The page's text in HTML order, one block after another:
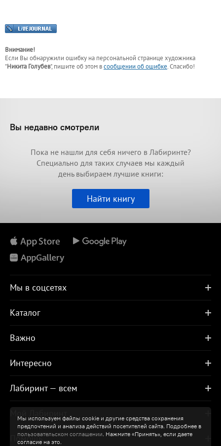
Внимание!
Если Вы обнаружили ошибку на персональной странице художника
"Никита Голубев", пишите об этом всообщении об ошибке. Спасибо!
Мы используем файлы cookie и другие средства сохранения
предпочтений и анализа действий посетителей сайта. Подробнее в
пользовательском соглашении. Нажмите «Принять», если даете
согласие на это.
Вы недавно смотрели
Пока не нашли для себя ничего в Лабиринте?
Специально для таких случаев мы каждый
день выбираем лучшие книги:
Найти книгу
Мы в соцсетях
Каталог
Важно
Интересно
Лабиринт — всем
Помощь